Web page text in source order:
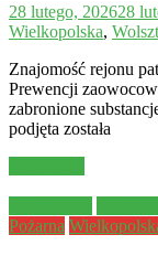
28 lutego, 202628
Wielkopolska,
Znajomość rejonu
Prewencji
zabronione
podjęta została
Pożarna